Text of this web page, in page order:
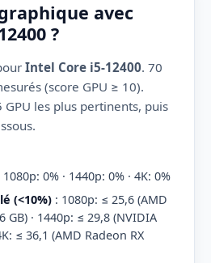
avec
?
Intel Core i5-12400. 70
(score GPU ≥ 10).
les plus pertinents, puis
1080p: 0% · 1440p: 0% · 4K: 0%
(<10%) : 1080p: ≤ 25,6 (AMD
GB) · 1440p: ≤ 29,8 (NVIDIA
≤ 36,1 (AMD Radeon RX